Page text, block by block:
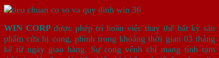
WIN CORPđược phép trì hoãn việc thay thế bất kỳ sản
phẩm cửa bị cong, phình trong khoảng thời gian 03 tháng
kể từ ngày giao hàng. Sự cong vênh chỉ mang tính tạm